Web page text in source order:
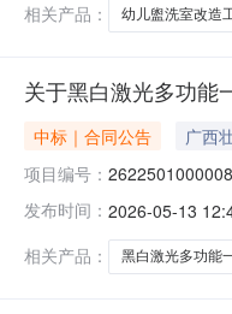
相关产品：
幼儿盥洗室改造
关于黑白激光多功能
中标｜合同公告 广西
项目编号：
发布时间： 2026-05-13
相关产品：
黑白激光多功能